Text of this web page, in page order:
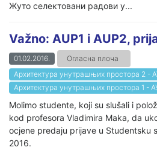
Жуто селектовани радови у...
Važno: AUP1 i AUP2,
01.02.2016.
Огласна плоча
Архитектура унутрашњих простора 2 -
Архитектура унутрашњих простора 1 -
Molimo studente, koji su slušali i
kod profesora Vladimira Maka, da
ocjene predaju prijave u Studentsku
2016.